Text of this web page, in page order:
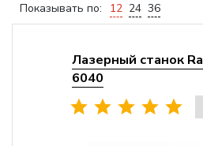
Показывать по:
12 24 36
Лазерный станок
6040